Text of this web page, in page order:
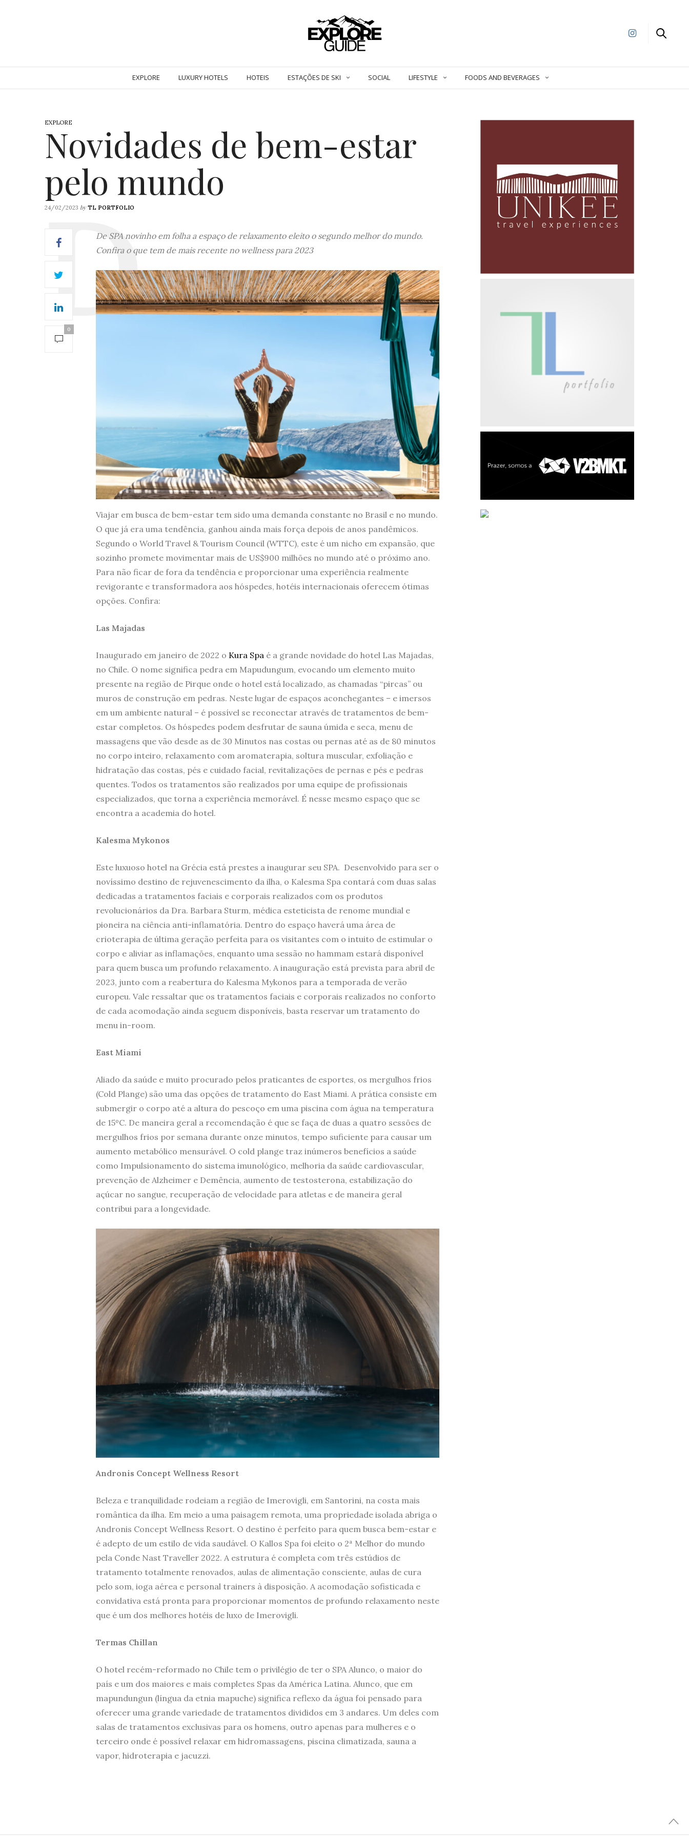
EXPLORE LUXURY HOTELS HOTEIS ESTAÇÕES DE SKI SOCIAL LIFESTYLE FOODS AND BEVERAGES
EXPLORE
Novidades de bem-estar
pelo mundo
24/02/2023 by TL PORTFOLIO
0
De SPA novinho em folha a espaço de relaxamento eleito o segundo melhor do mundo.
Confira o que tem de mais recente no wellness para 2023
Viajar em busca de bem-estar tem sido uma demanda constante no Brasil e no mundo.
O que já era uma tendência, ganhou ainda mais força depois de anos pandêmicos.
Segundo o World Travel & Tourism Council (WTTC), este é um nicho em expansão, que
sozinho promete movimentar mais de US$900 milhões no mundo até o próximo ano.
Para não ficar de fora da tendência e proporcionar uma experiência realmente
revigorante e transformadora aos hóspedes, hotéis internacionais oferecem ótimas
opções. Confira:
Las Majadas
Inaugurado em janeiro de 2022 o Kura Spa é a grande novidade do hotel Las Majadas,
no Chile. O nome significa pedra em Mapudungum, evocando um elemento muito
presente na região de Pirque onde o hotel está localizado, as chamadas “pircas” ou
muros de construção em pedras. Neste lugar de espaços aconchegantes – e imersos
em um ambiente natural – é possível se reconectar através de tratamentos de bem-
estar completos. Os hóspedes podem desfrutar de sauna úmida e seca, menu de
massagens que vão desde as de 30 Minutos nas costas ou pernas até as de 80 minutos
no corpo inteiro, relaxamento com aromaterapia, soltura muscular, exfoliação e
hidratação das costas, pés e cuidado facial, revitalizações de pernas e pés e pedras
quentes. Todos os tratamentos são realizados por uma equipe de profissionais
especializados, que torna a experiência memorável. É nesse mesmo espaço que se
encontra a academia do hotel.
Kalesma Mykonos
Este luxuoso hotel na Grécia está prestes a inaugurar seu SPA. Desenvolvido para ser o
novíssimo destino de rejuvenescimento da ilha, o Kalesma Spa contará com duas salas
dedicadas a tratamentos faciais e corporais realizados com os produtos
revolucionários da Dra. Barbara Sturm, médica esteticista de renome mundial e
pioneira na ciência anti-inflamatória. Dentro do espaço haverá uma área de
crioterapia de última geração perfeita para os visitantes com o intuito de estimular o
corpo e aliviar as inflamações, enquanto uma sessão no hammam estará disponível
para quem busca um profundo relaxamento. A inauguração está prevista para abril de
2023, junto com a reabertura do Kalesma Mykonos para a temporada de verão
europeu. Vale ressaltar que os tratamentos faciais e corporais realizados no conforto
de cada acomodação ainda seguem disponíveis, basta reservar um tratamento do
menu in-room.
East Miami
Aliado da saúde e muito procurado pelos praticantes de esportes, os mergulhos frios
(Cold Plange) são uma das opções de tratamento do East Miami. A prática consiste em
submergir o corpo até a altura do pescoço em uma piscina com água na temperatura
de 15ºC. De maneira geral a recomendação é que se faça de duas a quatro sessões de
mergulhos frios por semana durante onze minutos, tempo suficiente para causar um
aumento metabólico mensurável. O cold plange traz inúmeros benefícios a saúde
como Impulsionamento do sistema imunológico, melhoria da saúde cardiovascular,
prevenção de Alzheimer e Demência, aumento de testosterona, estabilização do
açúcar no sangue, recuperação de velocidade para atletas e de maneira geral
contribui para a longevidade.
Andronis Concept Wellness Resort
Beleza e tranquilidade rodeiam a região de Imerovigli, em Santorini, na costa mais
romântica da ilha. Em meio a uma paisagem remota, uma propriedade isolada abriga o
Andronis Concept Wellness Resort. O destino é perfeito para quem busca bem-estar e
é adepto de um estilo de vida saudável. O Kallos Spa foi eleito o 2ª Melhor do mundo
pela Conde Nast Traveller 2022. A estrutura é completa com três estúdios de
tratamento totalmente renovados, aulas de alimentação consciente, aulas de cura
pelo som, ioga aérea e personal trainers à disposição. A acomodação sofisticada e
convidativa está pronta para proporcionar momentos de profundo relaxamento neste
que é um dos melhores hotéis de luxo de Imerovigli.
Termas Chillan
O hotel recém-reformado no Chile tem o privilégio de ter o SPA Alunco, o maior do
país e um dos maiores e mais completes Spas da América Latina. Alunco, que em
mapundungun (língua da etnia mapuche) significa reflexo da água foi pensado para
oferecer uma grande variedade de tratamentos divididos em 3 andares. Um deles com
salas de tratamentos exclusivas para os homens, outro apenas para mulheres e o
terceiro onde é possível relaxar em hidromassagens, piscina climatizada, sauna a
vapor, hidroterapia e jacuzzi.